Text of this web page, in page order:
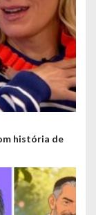
história de